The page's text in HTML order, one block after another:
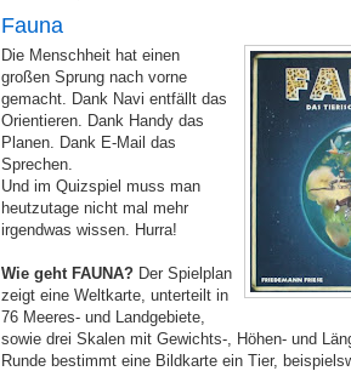
Fauna
Die Menschheit hat einen
großen Sprung nach vorne
gemacht. Dank Navi entfällt das
Orientieren. Dank Handy das
Planen. Dank E-Mail das
Sprechen.
Und im Quizspiel muss man
heutzutage nicht mal mehr
irgendwas wissen. Hurra!
Wie geht FAUNA? Der Spielplan
zeigt eine Weltkarte, unterteilt in
76 Meeres- und Landgebiete,
sowie drei Skalen mit Gewichts-, Höhen- und
Runde bestimmt eine Bildkarte ein Tier,